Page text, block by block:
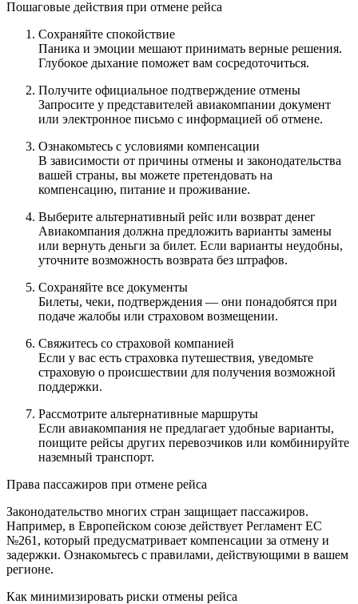
Пошаговые действия при отмене рейса
Сохраняйте спокойствие
Паника и эмоции мешают принимать верные решения.
Глубокое дыхание поможет вам сосредоточиться.
Получите официальное подтверждение отмены
Запросите у представителей авиакомпании документ
или электронное письмо с информацией об отмене.
Ознакомьтесь с условиями компенсации
В зависимости от причины отмены и законодательства
вашей страны, вы можете претендовать на
компенсацию, питание и проживание.
Выберите альтернативный рейс или возврат денег
Авиакомпания должна предложить варианты замены
или вернуть деньги за билет. Если варианты неудобны,
уточните возможность возврата без штрафов.
Сохраняйте все документы
Билеты, чеки, подтверждения — они понадобятся при
подаче жалобы или страховом возмещении.
Свяжитесь со страховой компанией
Если у вас есть страховка путешествия, уведомьте
страховую о происшествии для получения возможной
поддержки.
Рассмотрите альтернативные маршруты
Если авиакомпания не предлагает удобные варианты,
поищите рейсы других перевозчиков или комбинируйте
наземный транспорт.
Права пассажиров при отмене рейса
Законодательство многих стран защищает пассажиров.
Например, в Европейском союзе действует Регламент ЕС
№261, который предусматривает компенсации за отмену и
задержки. Ознакомьтесь с правилами, действующими в вашем
регионе.
Как минимизировать риски отмены рейса